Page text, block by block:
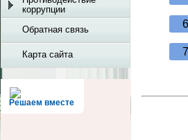
коррупции
Обратная связь
Карта сайта
Решаем вместе